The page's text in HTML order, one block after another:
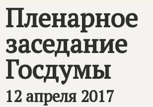
Пленарное
заседание
Госдумы
12 апреля 2017